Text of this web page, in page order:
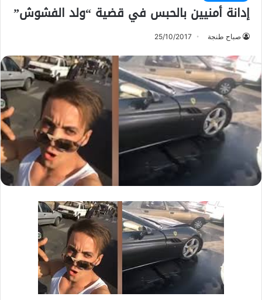
إدانة أمنيين بالحبس في قضية “ولد الفشوش”‎
صباح طنجة 25/10/2017